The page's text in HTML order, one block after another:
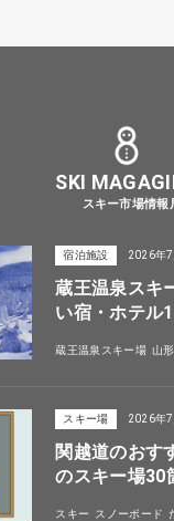
SKI
スキー市場情報
宿泊施設 2026年7
蔵王温泉スキ
い宿・ホテル
蔵王温泉スキー場 山
スキー場 2026年7
関越道のおす
のスキー場30
スキー スノーボード